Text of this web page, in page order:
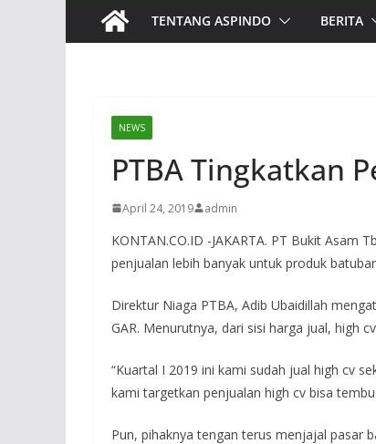
TENTANG ASPINDO BERITA
NEWS
PTBA Tingkatkan
April 24, 2019 admin
KONTAN.CO.ID -JAKARTA. PT Bukit Asam
penjualan lebih banyak untuk produk
Direktur Niaga PTBA, Adib Ubaidillah
GAR. Menurutnya, dari sisi harga jual, high
“Kuartal I 2019 ini kami sudah jual high cv
kami targetkan penjualan high cv bisa
Pun, pihaknya tengan terus menjajal pasar